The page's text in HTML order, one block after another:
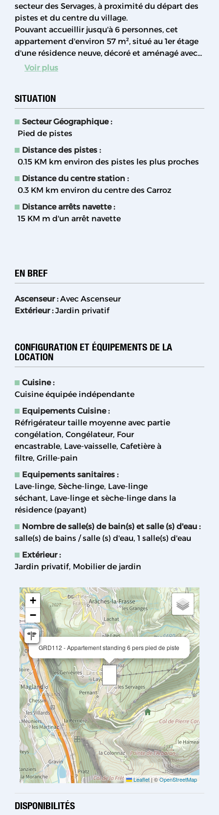
secteur des Servages, à proximité du départ des
pistes et du centre du village.
Pouvant accueillir jusqu'à 6 personnes, cet
appartement d'environ 57 m², situé au 1er étage
d'une résidence neuve, décoré et aménagé avec...
Voir plus
SITUATION
Secteur Géographique :
Pied de pistes
Distance des pistes :
0.15 KM km environ des pistes les plus proches
Distance du centre station :
0.3 KM km environ du centre des Carroz
Distance arrêts navette :
15 KM m d'un arrêt navette
EN BREF
Ascenseur: Avec Ascenseur
Extérieur: Jardin privatif
CONFIGURATION ET ÉQUIPEMENTS DE LA
LOCATION
Cuisine:
Cuisine équipée indépendante
Equipements Cuisine:
Réfrigérateur taille moyenne avec partie
congélation Congélateur Four
encastrable Lave-vaisselle Cafetière à
filtre Grille-pain
Equipements sanitaires :
Lave-linge Sèche-linge Lave-linge
séchant Lave-linge et sèche-linge dans la
résidence (payant)
Nombre de salle(s) de bain(s) et salle (s) d'eau :
salle(s) de bains / salle (s) d'eau 1 salle(s) d'eau
Extérieur:
Jardin privatif Mobilier de jardin
GRD112 - Appartement standing 6 pers pied de piste
+
−
Leaflet|©OpenStreetMap
DISPONIBILITÉS